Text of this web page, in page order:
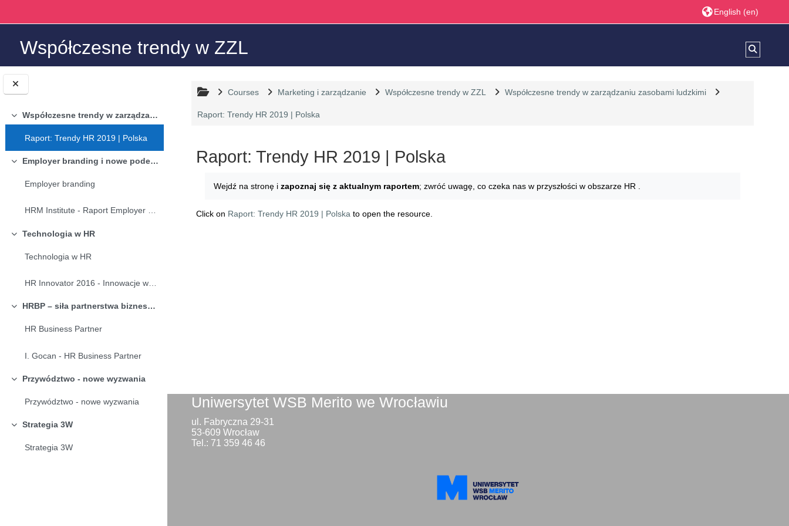
Collapse Współczesne trendy w zarządzaniu zasobami ludzkimi
Raport: Trendy HR 2019 | Polska
Collapse Employer branding i nowe podejście do doboru pracowników
Employer branding
HRM Institute - Raport Employer branding w Polsce 2018
Collapse
Technologia w HR
Technologia w HR
HR Innovator 2016 - Innowacje w HR: Jak to robią najlepsi
Collapse HRBP – siła partnerstwa biznesu i HR
HR Business Partner
I. Gocan - HR Business Partner
Collapse
Przywództwo - nowe wyzwania
Przywództwo - nowe wyzwania
Collapse
Strategia 3W
Strategia 3W
English ‎(en)‎
Współczesne trendy w ZZL
Courses Marketing i zarządzanie Współczesne trendy w ZZL Współczesne trendy w zarządzaniu zasobami ludzkimi
Raport: Trendy HR 2019 | Polska
Raport: Trendy HR 2019 | Polska
Wejdź na stronę i zapoznaj się z aktualnym raportem; zwróć uwagę, co czeka nas w przyszłości w obszarze HR .
Click on Raport: Trendy HR 2019 | Polska to open the resource.
Uniwersytet WSB Merito we Wrocławiu
ul. Fabryczna 29-31
53-609 Wrocław
Tel.: 71 359 46 46